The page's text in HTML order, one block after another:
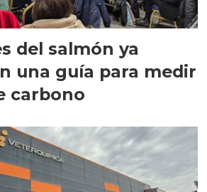
del salmón ya
una guía para medir
carbono